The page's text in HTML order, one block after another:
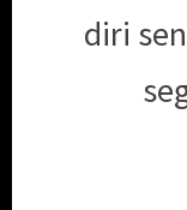
diri